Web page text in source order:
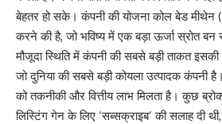
बेहतर हो सके। कंपनी की योजना कोल बेड मीथेन
करने की है, जो भविष्य में एक बड़ा ऊर्जा स्रोत बन
मौजूदा स्थिति में कंपनी की सबसे बड़ी ताकत
जो दुनिया की सबसे बड़ी कोयला उत्पादक
को तकनीकी और वित्तीय लाभ मिलता है। कुछ
लिस्टिंग गेन के लिए ‘सब्सक्राइब’ की सलाह दी